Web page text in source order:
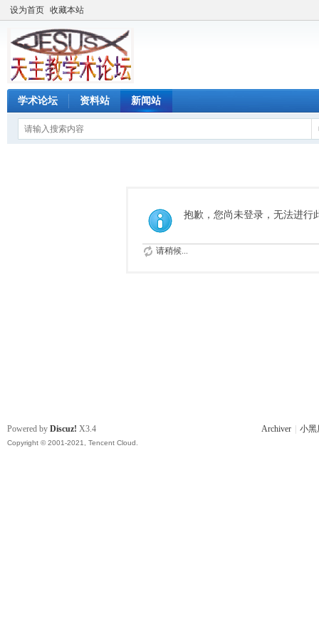
设为首页 收藏本站
学术论坛 资料站 新闻站
抱歉，您尚未登录，无法进行
请稍候...
Archiver 小黑
Powered by Discuz! X3.4
Copyright © 2001-2021, Tencent Cloud.